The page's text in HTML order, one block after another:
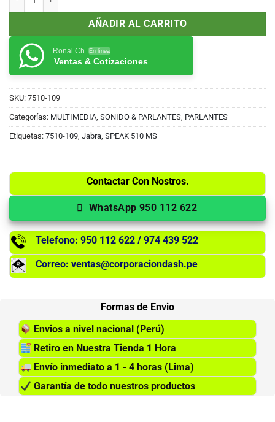
AÑADIR AL CARRITO
Ronal Ch. En línea
Ventas & Cotizaciones
SKU: 7510-109
Categorías: MULTIMEDIA, SONIDO & PARLANTES PARLANTES
Etiquetas: 7510-109 Jabra SPEAK 510 MS
Contactar Con Nostros.
WhatsApp 950 112 622
Telefono: 950 112 622 / 974 439 522
Correo: ventas@corporaciondash.pe
Formas de Envio
Envios a nivel nacional (Perú)
Retiro en Nuestra Tienda 1 Hora
Envío inmediato a 1 - 4 horas (Lima)
Garantía de todo nuestros productos